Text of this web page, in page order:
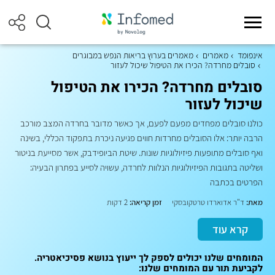
אינפומד מאמרים
מאמרים בערוץ בריאות הנפש במבוגרים
סובלים מחרדה? הכירו את הטיפול שיכול לעזור
סובלים מחרדה? הכירו את הטיפול
שיכול לעזור
כולנו סובלים מפחדים מפעם לפעם, אך כאשר מדובר בחרדה המצב מורכב
הרבה יותר: אלו הסובלים מחרדות חווים פגיעה ניכרת בתפקוד הכללי, בשינה
ואף סובלים מתופעות פיזיולוגיות שונות. שיטת הביופידבק, אשר מסייעת בניטור
ושליטה בתגובות הפיזיולוגיות הנלוות לחרדה, עשויה לסייע בפתרון הבעיה:
הפרטים בכתבה
מאת: ד"ר אדוארדו טרטקובסקי זמן קריאה:
קרא עוד
המומחים שלנו יכולים לספק לך ייעוץ בנושא פסיכיאטריה.
לקביעת תור עם המומחים שלנו: